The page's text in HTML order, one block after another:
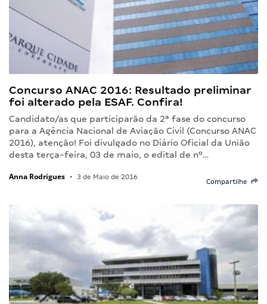
Concurso ANAC 2016: Resultado preliminar
foi alterado pela ESAF. Confira!
Candidato/as que participarão da 2ª fase do concurso
para a Agência Nacional de Aviação Civil (Concurso ANAC
2016), atenção! Foi divulgado no Diário Oficial da União
desta terça-feira, 03 de maio, o edital de nº…
Anna Rodrigues • 3 de Maio de 2016
Compartilhe